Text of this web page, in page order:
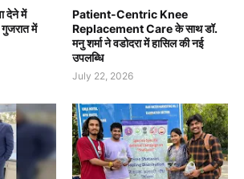
देने में
गुजरात में
Patient-Centric Knee
Replacement Care के साथ डॉ.
मनु शर्मा ने वडोदरा में हासिल की नई
उपलब्धि
July 22, 2026